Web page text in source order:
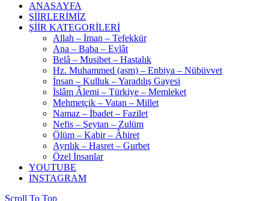
ANASAYFA
ŞİİRLERİMİZ
ŞİİR KATEGORİLERİ
Allah – İman – Tefekkür
Ana – Baba – Evlât
Belâ – Musibet – Hastalık
Hz. Muhammed (asm) – Enbiya – Nübüvvet
İnsan – Kulluk – Yaradılış Gayesi
İslâm Âlemi – Türkiye – Memleket
Mehmetçik – Vatan – Millet
Namaz – İbadet – Fazilet
Nefis – Şeytan – Zulüm
Ölüm – Kabir – Âhiret
Ayrılık – Hasret – Gurbet
Özel İnsanlar
YOUTUBE
INSTAGRAM
Scroll To Top